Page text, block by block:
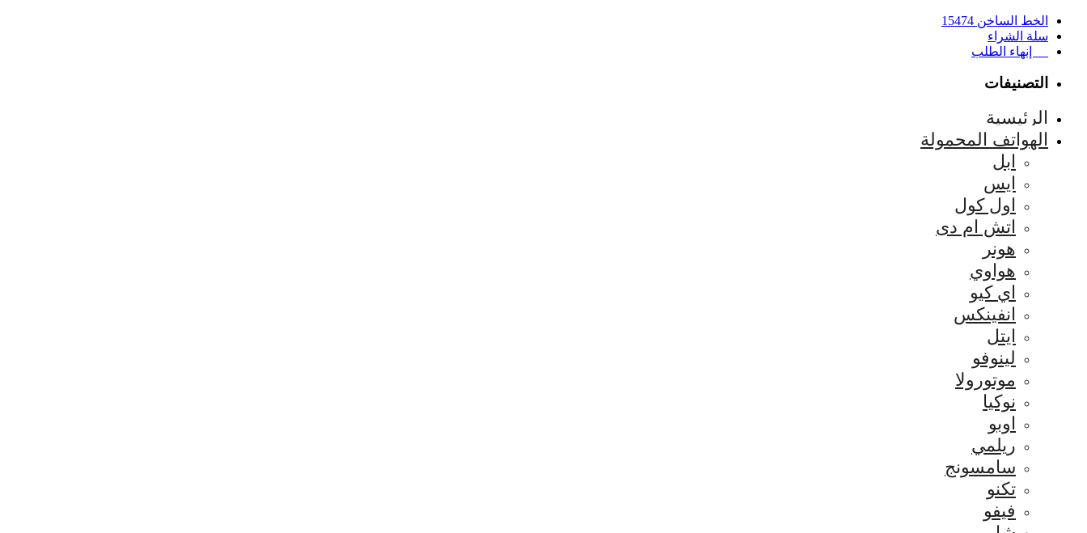
الخط الساخن 15474
سلة الشراء
إنهاء الطلب
التصنيفات
الرئيسية
الهواتف المحمولة
ابل
ايس
اول كول
اتش ام دى
هونر
هواوي
اي كيو
انفينكس
ايتل
لينوفو
موتورولا
نوكيا
اوبو
ريلمي
سامسونج
تكنو
فيفو